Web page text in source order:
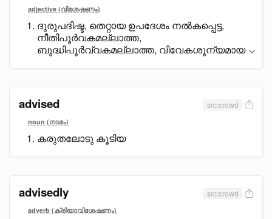
adjective (വിശേഷണം)
ദുരുപദിഷ്ട, തെറ്റായ ഉപദേശം നൽകപ്പെട്ട,
നീതിപൂർവകമല്ലാത്ത,
ബുദ്ധിപൂർവ്വകമല്ലാത്ത, വിവേകശൂന്യമായ
advised src:crowd
noun (നാമം)
കരുതലോടു കൂടിയ
advisedly src:crowd
adverb (ക്രിയാവിശേഷണം)